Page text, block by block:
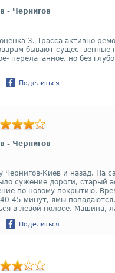
- Чернигов
3. Трасса активно
бывают существенные
перелатанное, но без
Поделиться
- Чернигов
Чернигов-Киев и назад. На
сужение дороги, старый
по новому покрытию.
45 минут, ямы
в левой полосе. Машина,
Поделиться